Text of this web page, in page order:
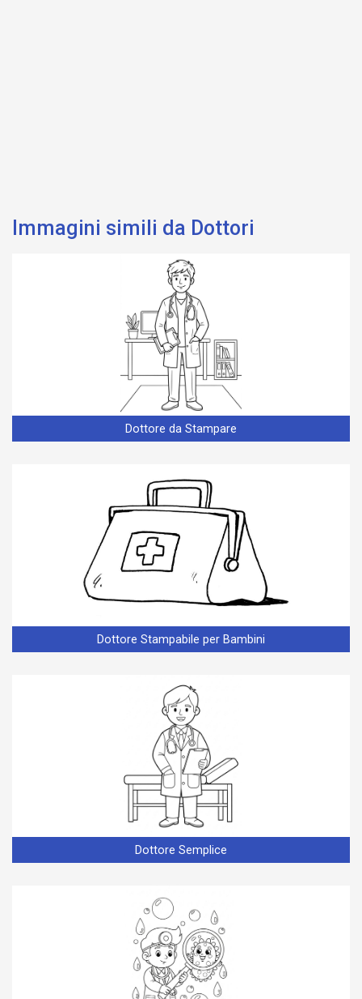
Immagini simili da Dottori
Dottore da Stampare
Dottore Stampabile per Bambini
Dottore Semplice